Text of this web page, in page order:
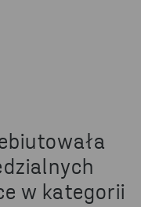
w kategorii